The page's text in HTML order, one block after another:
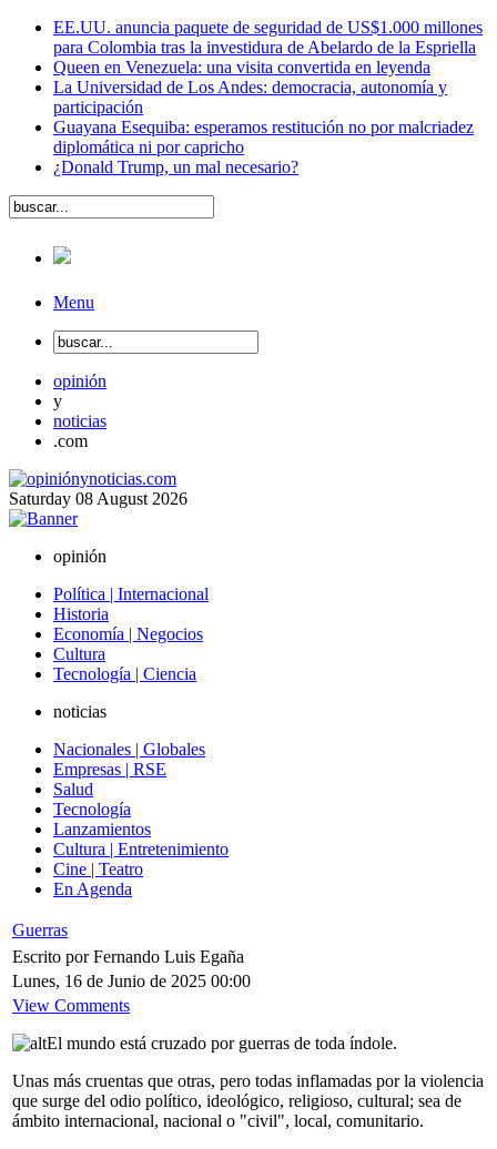
EE.UU. anuncia paquete de seguridad de US$1.000 millones
para Colombia tras la investidura de Abelardo de la Espriella
Queen en Venezuela: una visita convertida en leyenda
La Universidad de Los Andes: democracia, autonomía y
participación
Guayana Esequiba: esperamos restitución no por malcriadez
diplomática ni por capricho
¿Donald Trump, un mal necesario?
Menu
opinión
y
noticias
.com
Saturday 08 August 2026
opinión
Política | Internacional
Historia
Economía | Negocios
Cultura
Tecnología | Ciencia
noticias
Nacionales | Globales
Empresas | RSE
Salud
Tecnología
Lanzamientos
Cultura | Entretenimiento
Cine | Teatro
En Agenda
Guerras
Escrito por Fernando Luis Egaña
Lunes, 16 de Junio de 2025 00:00
View Comments
El mundo está cruzado por guerras de toda índole.
Unas más cruentas que otras, pero todas inflamadas por la violencia
que surge del odio político, ideológico, religioso, cultural; sea de
ámbito internacional, nacional o "civil", local, comunitario.